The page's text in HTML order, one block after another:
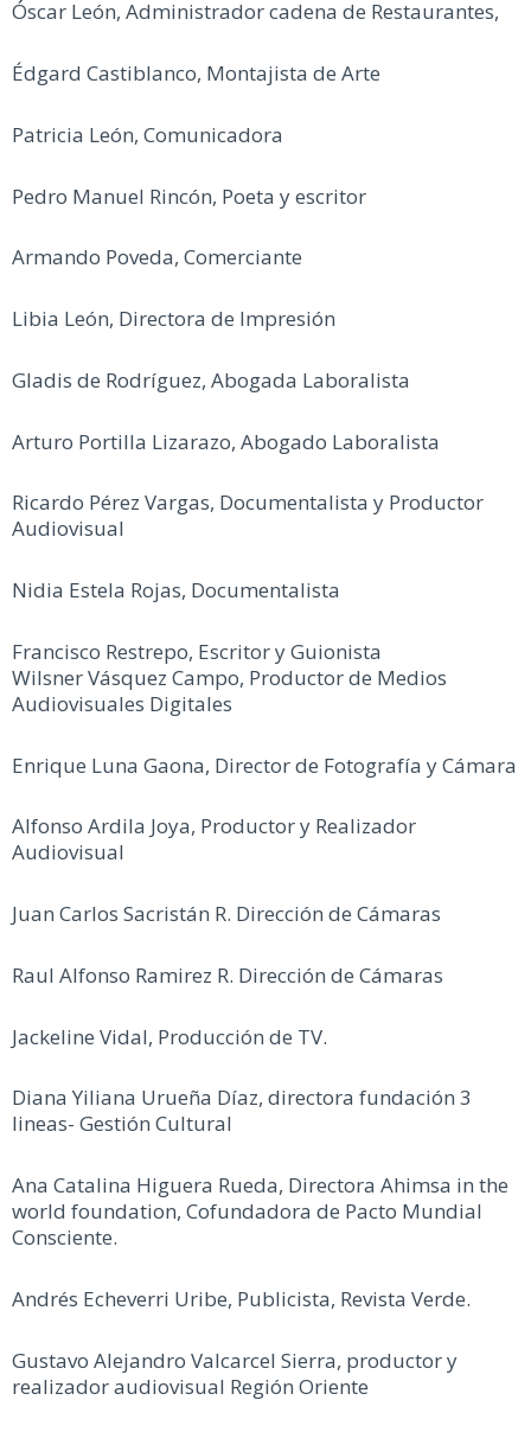
Óscar León, Administrador cadena de Restaurantes,
Édgard Castiblanco, Montajista de Arte
Patricia León, Comunicadora
Pedro Manuel Rincón, Poeta y escritor
Armando Poveda, Comerciante
Libia León, Directora de Impresión
Gladis de Rodríguez, Abogada Laboralista
Arturo Portilla Lizarazo, Abogado Laboralista
Ricardo Pérez Vargas, Documentalista y Productor
Audiovisual
Nidia Estela Rojas, Documentalista
Francisco Restrepo, Escritor y Guionista
Wilsner Vásquez Campo, Productor de Medios
Audiovisuales Digitales
Enrique Luna Gaona, Director de Fotografía y Cámara
Alfonso Ardila Joya, Productor y Realizador
Audiovisual
Juan Carlos Sacristán R. Dirección de Cámaras
Raul Alfonso Ramirez R. Dirección de Cámaras
Jackeline Vidal, Producción de TV.
Diana Yiliana Urueña Díaz, directora fundación 3
lineas- Gestión Cultural
Ana Catalina Higuera Rueda, Directora Ahimsa in the
world foundation, Cofundadora de Pacto Mundial
Consciente.
Andrés Echeverri Uribe, Publicista, Revista Verde.
Gustavo Alejandro Valcarcel Sierra, productor y
realizador audiovisual Región Oriente